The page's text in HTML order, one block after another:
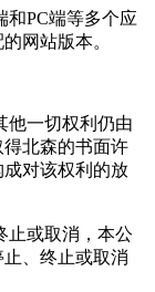
和PC端等多个应
网站版本。
他一切权利仍由
北森的书面许
对该权利的放
止或取消，本公
、终止或取消